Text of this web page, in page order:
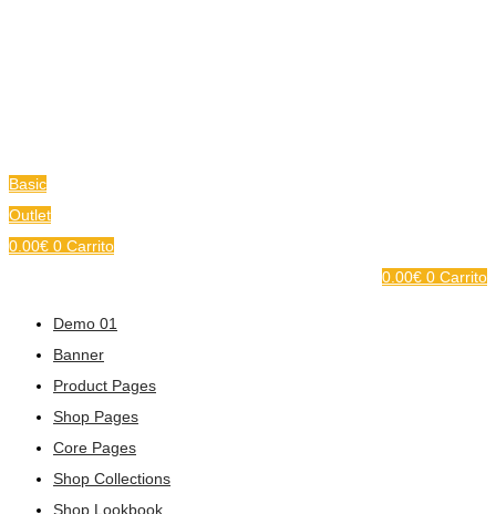
Basic
Outlet
0.00€ 0 Carrito
0.00€ 0 Carrito
Demo 01
Banner
Product Pages
Shop Pages
Core Pages
Shop Collections
Shop Lookbook